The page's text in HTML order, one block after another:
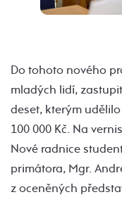
Do tohoto nového
mladých lidí,
deset, kterým
100 000 Kč. Na
Nové radnice
primátora, Mgr.
z oceněných